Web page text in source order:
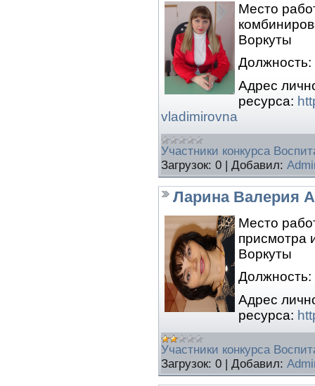
Место
Воркуты
Должность:
Адрес
ресурса:
vladimirovna
Участники конкурса
Загрузок: 0 | Добавил:
Ларина Валерия
Место
присмотра
Воркуты
Должность:
Адрес
ресурса:
Участники конкурса
Загрузок: 0 | Добавил: